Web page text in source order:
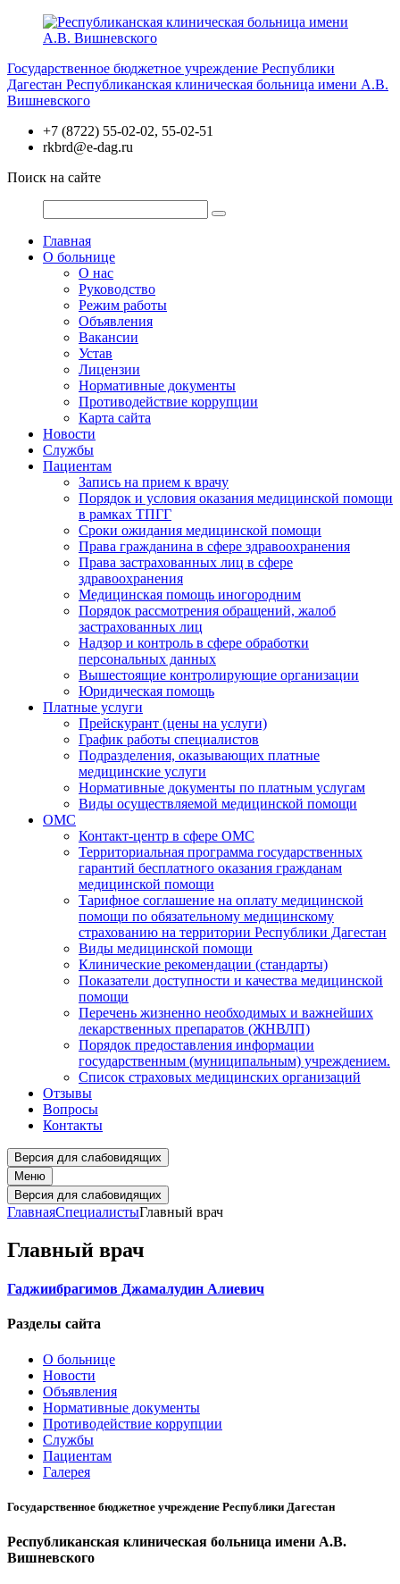
Перейти
Государственное бюджетное учреждение Республики
Дагестан Республиканская клиническая больница имени А.В.
Вишневского
+7 (8722) 55-02-02, 55-02-51
rkbrd@e-dag.ru
Поиск на сайте
Главная
О больнице
О нас
Руководство
Режим работы
Объявления
Вакансии
Устав
Лицензии
Нормативные документы
Противодействие коррупции
Карта сайта
Новости
Службы
Пациентам
Запись на прием к врачу
Порядок и условия оказания медицинской помощи
в рамках ТПГГ
Сроки ожидания медицинской помощи
Права гражданина в сфере здравоохранения
Права застрахованных лиц в сфере
здравоохранения
Медицинская помощь иногородним
Порядок рассмотрения обращений, жалоб
застрахованных лиц
Надзор и контроль в сфере обработки
персональных данных
Вышестоящие контролирующие организации
Юридическая помощь
Платные услуги
Прейскурант (цены на услуги)
График работы специалистов
Подразделения, оказывающих платные
медицинские услуги
Нормативные документы по платным услугам
Виды осуществляемой медицинской помощи
ОМС
Контакт-центр в сфере ОМС
Территориальная программа государственных
гарантий бесплатного оказания гражданам
медицинской помощи
Тарифное соглашение на оплату медицинской
помощи по обязательному медицинскому
страхованию на территории Республики Дагестан
Виды медицинской помощи
Клинические рекомендации (стандарты)
Показатели доступности и качества медицинской
помощи
Перечень жизненно необходимых и важнейших
лекарственных препаратов (ЖНВЛП)
Порядок предоставления информации
государственным (муниципальным) учреждением.
Список страховых медицинских организаций
Отзывы
Вопросы
Контакты
Версия для слабовидящих
Меню
Версия для слабовидящих
ГлавнаяСпециалистыГлавный врач
Главный врач
Гаджиибрагимов Джамалудин Алиевич
Разделы сайта
О больнице
Новости
Объявления
Нормативные документы
Противодействие коррупции
Службы
Пациентам
Галерея
Государственное бюджетное учреждение Республики Дагестан
Республиканская клиническая больница имени А.В.
Вишневского